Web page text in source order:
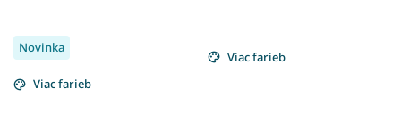
Novinka
Viac farieb
Viac farieb